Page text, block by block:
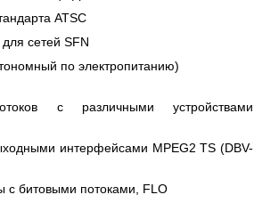
ATSC
сетей SFN
по электропитанию)
с различными устройствами
интерфейсами MPEG2 TS (DBV-
с битовыми потоками, FLO